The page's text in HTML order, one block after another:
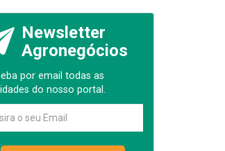
Newsletter
Agronegócios
por email todas as
do nosso portal.